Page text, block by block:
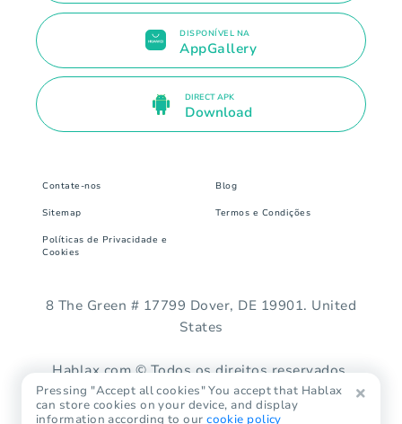
DISPONÍVEL NA
AppGallery
DIRECT APK
Download
Contate-nos Blog
Sitemap Termos e Condições
Políticas de Privacidade e
Cookies
8 The Green # 17799 Dover, DE 19901. United
States
Hablax.com © Todos os direitos reservados.
Pressing "Accept all cookies" You accept that Hablax
can store cookies on your device, and display
information according to ourcookie policy